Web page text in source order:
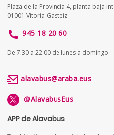
Plaza de la Provincia 4, planta baja
01001 Vitoria-Gasteiz
945 18 20 60
De 7:30 a 22:00 de lunes a domingo
alavabus@araba.eus
@AlavabusEus
APP de Alavabus